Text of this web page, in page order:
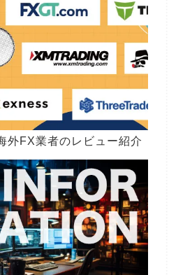
外FX業者のレビュー紹介